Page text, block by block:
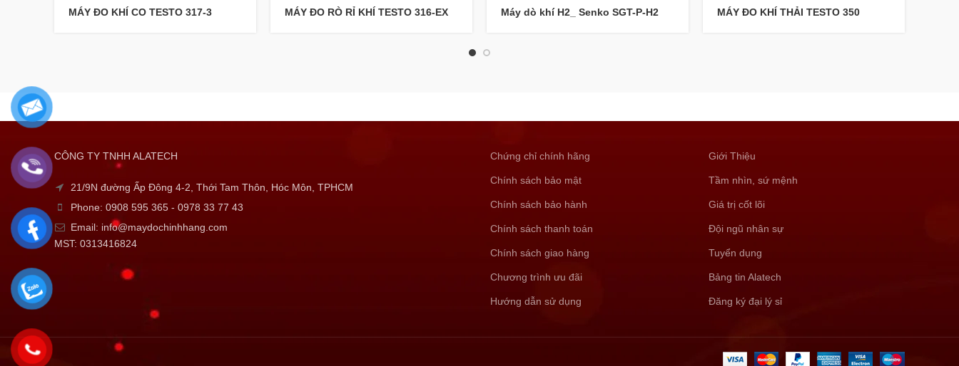
MÁY ĐO KHÍ CO TESTO 317-3 MÁY ĐO RÒ RỈ KHÍ TESTO 316-EX Máy dò khí H2_ Senko SGT-P-H2 MÁY ĐO KHÍ THẢI TESTO 350
CÔNG TY TNHH ALATECH
21/9N đường Ấp Đông 4-2, Thới Tam Thôn, Hóc Môn, TPHCM
Phone: 0908 595 365 - 0978 33 77 43
Email: info@maydochinhhang.com
MST: 0313416824
Chứng chỉ chính hãng
Chính sách bảo mật
Chính sách bảo hành
Chính sách thanh toán
Chính sách giao hàng
Chương trình ưu đãi
Hướng dẫn sử dụng
Giới Thiệu
Tầm nhìn, sứ mệnh
Giá trị cốt lõi
Đội ngũ nhân sự
Tuyển dụng
Bảng tin Alatech
Đăng ký đại lý sỉ